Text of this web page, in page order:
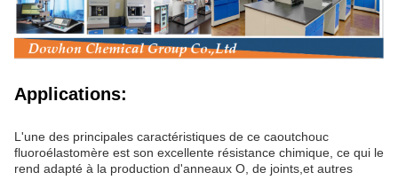
Applications:
L'une des principales caractéristiques de ce caoutchouc
fluoroélastomère est son excellente résistance chimique, ce qui le
rend adapté à la production d'anneaux O, de joints,et autres